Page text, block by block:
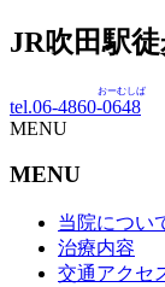
JR吹田駅
tel.06-4860-0648
おーむしば
MENU
MENU
当院につい
治療内容
交通アクセ